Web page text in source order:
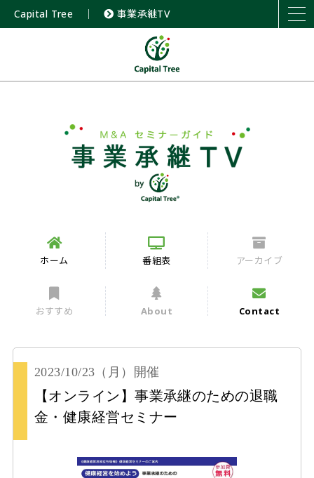
Capital Tree ｜ 事業承継TV
ホーム 番組表 アーカイブ
おすすめ About Contact
2023/10/23 （月） 開催
【オンライン】事業承継のための退職
金・健康経営セミナー